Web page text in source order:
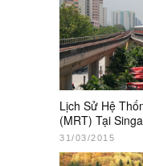
Lịch Sử Hệ
(MRT) Tại
31/03/2015